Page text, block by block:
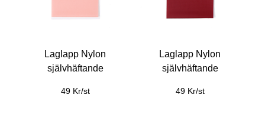
Laglapp Nylon
självhäftande
49 Kr/st
Laglapp Nylon
självhäftande
49 Kr/st